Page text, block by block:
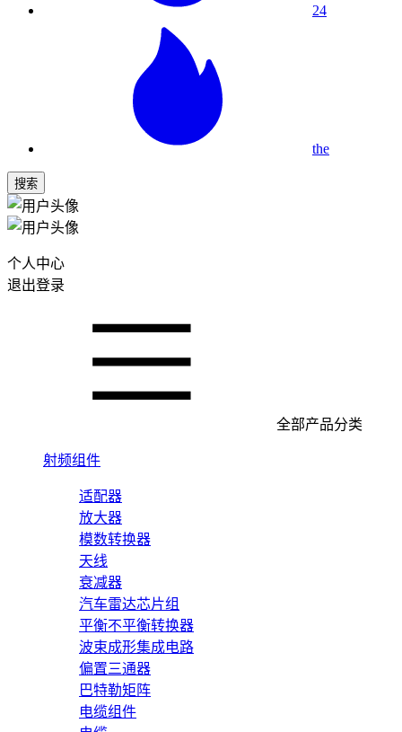
24
the
搜索
个人中心
退出登录
全部产品分类
射频组件
适配器
放大器
模数转换器
天线
衰减器
汽车雷达芯片组
平衡不平衡转换器
波束成形集成电路
偏置三通器
巴特勒矩阵
电缆组件